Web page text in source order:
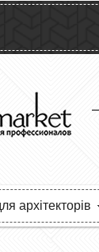
архітекторів